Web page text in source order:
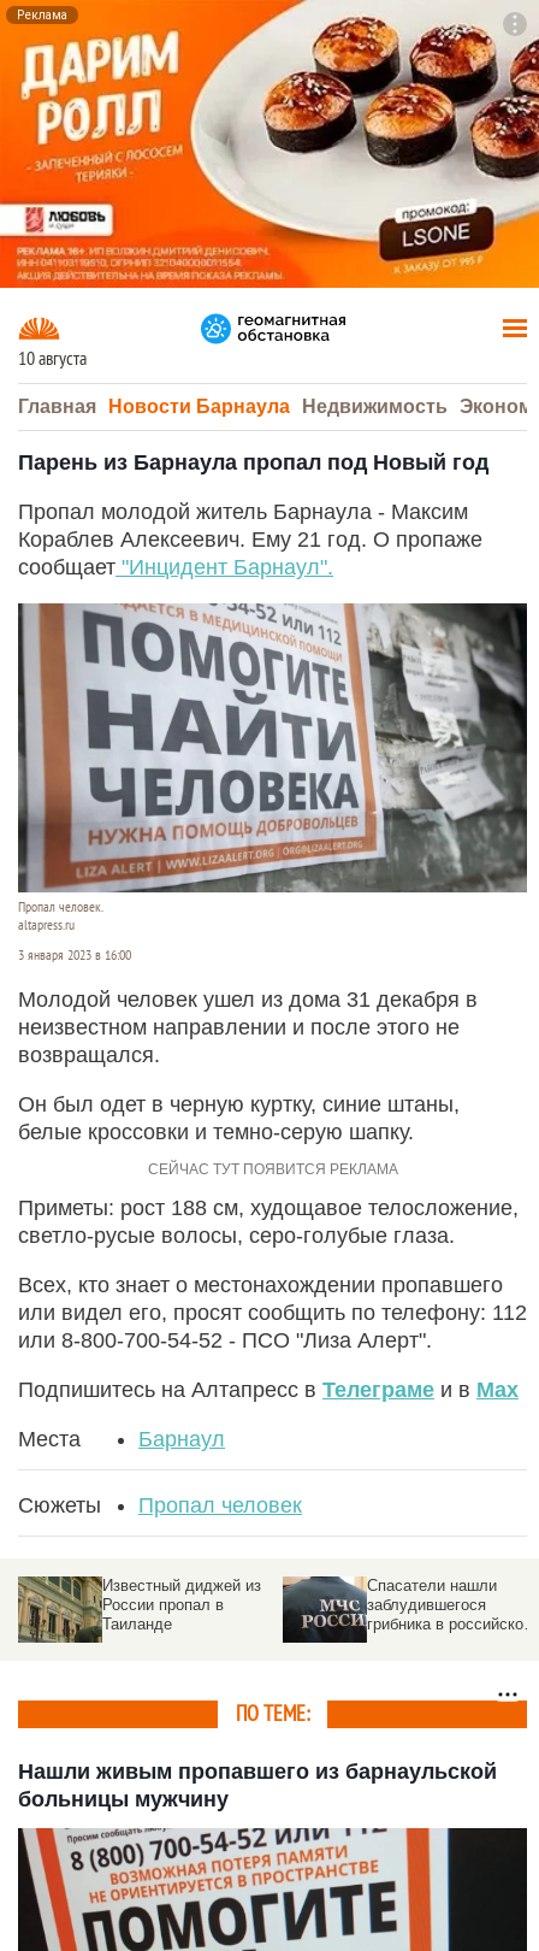
Реклама
10 августа
Главная Новости Барнаула Недвижимость
Парень из Барнаула пропал под Новый год
Пропал молодой житель Барнаула - Максим
Кораблев Алексеевич. Ему 21 год. О пропаже
сообщает "Инцидент Барнаул".
Пропал человек.
altapress.ru
3 января 2023 в 16:00
Молодой человек ушел из дома 31 декабря в
неизвестном направлении и после этого не
возвращался.
Он был одет в черную куртку, синие штаны,
белые кроссовки и темно-серую шапку.
Приметы: рост 188 см, худощавое телосложение,
светло-русые волосы, серо-голубые глаза.
Всех, кто знает о местонахождении пропавшего
или видел его, просят сообщить по телефону: 112
или 8-800-700-54-52 - ПСО "Лиза Алерт".
Подпишитесь на Алтапресс в Телеграме и в Max
Места Барнаул
Сюжеты Пропал человек
Известный диджей из
России пропал в
Таиланде
Спасатели нашли
заблудившегося
грибника в российском
ПО ТЕМЕ:
Нашли живым пропавшего из барнаульской
больницы мужчину